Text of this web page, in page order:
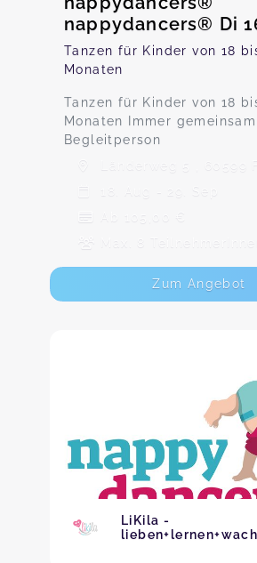
nappydancers® Di
Tanzen für Kinder von 18
Monaten
Tanzen für Kinder von 18
Monaten Immer
Begleitperson
Länderweg 5 , 60599
18. Aug - 29. Sep
Ab 105,00 €
Max. 8 TeilnehmerInnen
Zum Angebot
LiKila -